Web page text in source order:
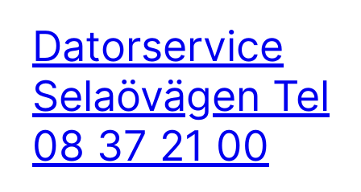
Datorservice
Selaövägen Tel
08 37 21 00